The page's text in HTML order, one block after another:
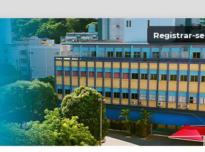
Registrar-se